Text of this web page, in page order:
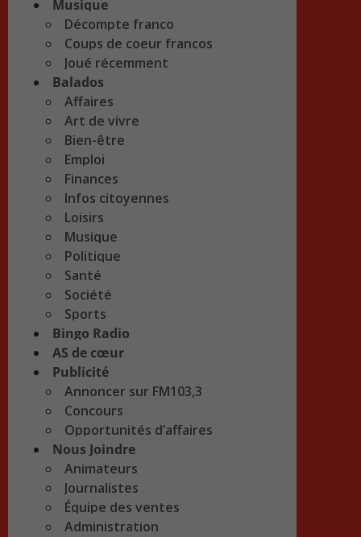
Musique
Décompte franco
Coups de coeur francos
Joué récemment
Balados
Affaires
Art de vivre
Bien-être
Emploi
Finances
Infos citoyennes
Loisirs
Musique
Politique
Santé
Société
Sports
Bingo Radio
AS de cœur
Publicité
Annoncer sur FM103,3
Concours
Opportunités d’affaires
Nous Joindre
Animateurs
Journalistes
Équipe des ventes
Administration